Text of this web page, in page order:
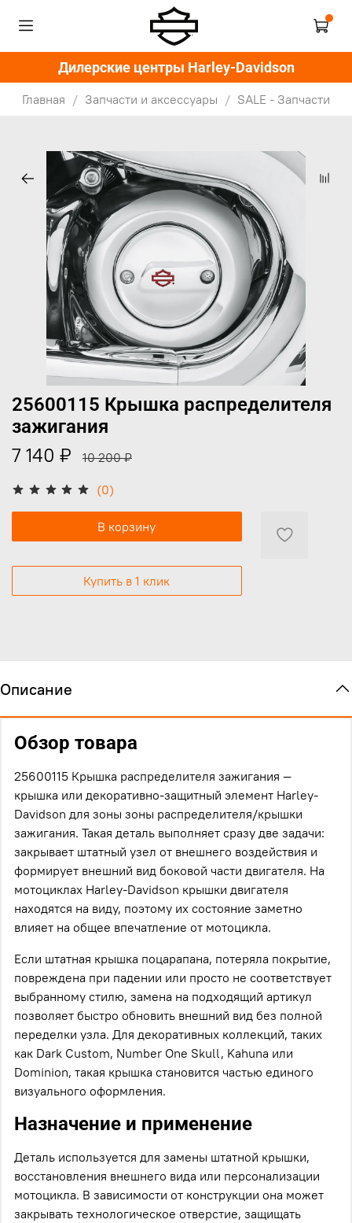
Дилерские центры Harley-Davidson
Главная Запчасти и аксессуары SALE - Запчасти
(0)
25600115 Крышка распределителя
зажигания
7 140 ₽ 10 200 ₽
В корзину
Купить в 1 клик
Описание
Обзор товара
25600115 Крышка распределителя зажигания —
крышка или декоративно-защитный элемент Harley-
Davidson для зоны зоны распределителя/крышки
зажигания. Такая деталь выполняет сразу две задачи:
закрывает штатный узел от внешнего воздействия и
формирует внешний вид боковой части двигателя. На
мотоциклах Harley-Davidson крышки двигателя
находятся на виду, поэтому их состояние заметно
влияет на общее впечатление от мотоцикла.
Если штатная крышка поцарапана, потеряла покрытие,
повреждена при падении или просто не соответствует
выбранному стилю, замена на подходящий артикул
позволяет быстро обновить внешний вид без полной
переделки узла. Для декоративных коллекций, таких
как Dark Custom, Number One Skull, Kahuna или
Dominion, такая крышка становится частью единого
визуального оформления.
Назначение и применение
Деталь используется для замены штатной крышки,
восстановления внешнего вида или персонализации
мотоцикла. В зависимости от конструкции она может
закрывать технологическое отверстие, защищать